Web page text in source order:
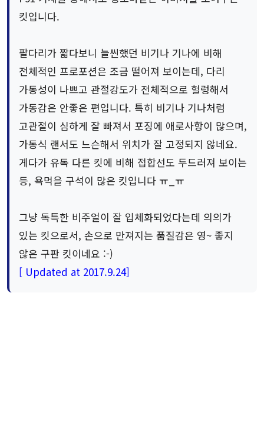
킷입니다.
팔다리가 짧다보니 늘씬했던 비기나 기나에 비해
전체적인 프로포션은 조금 떨어져 보이는데, 다리
가동성이 나쁘고 관절강도가 전체적으로 헐렁해서
가동감은 안좋은 편입니다. 특히 비기나 기나처럼
고관절이 심하게 잘 빠져서 포징에 애로사항이 많으며,
가동식 랜서도 느슨해서 위치가 잘 고정되지 않네요.
게다가 유독 다른 킷에 비해 접합선도 두드러져 보이는
등, 욕먹을 구석이 많은 킷입니다 ㅠ_ㅠ
그냥 독특한 비주얼이 잘 입체화되었다는데 의의가
있는 킷으로서, 손으로 만져지는 품질감은 영~ 좋지
않은 구판 킷이네요 :-)
[ Updated at 2017.9.24]